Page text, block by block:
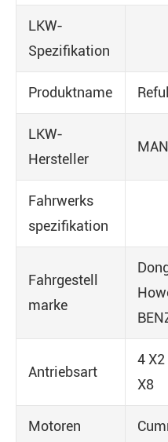
LKW-
Spezifikation
Produktname
LKW-
Hersteller
Fahrwerks
spezifikation
Fahrgestell
marke
Antriebsart
4 X2
X8
Motoren